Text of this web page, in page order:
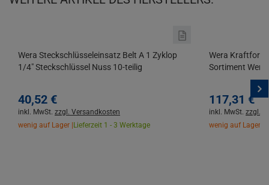
Wera Steckschlüsseleinsatz Belt A 1 Zyklop
1/4" Steckschlüssel Nuss 10-teilig
40,52 €
inkl. MwSt. zzgl. Versandkosten
wenig auf Lager | Lieferzeit 1 - 3 Werktage
Wera Kraftform
Sortiment
117,31 €
inkl. MwSt. zzgl.
wenig auf Lager |